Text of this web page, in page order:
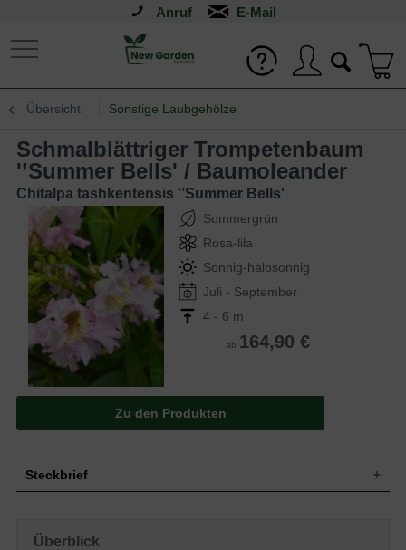
Anruf
Übersicht Sonstige Laubgehölze
Schmalblättriger Trompetenbaum
'’Summer Bells' / Baumoleander
Chitalpa tashkentensis '’Summer Bells'
Sommergrün
Rosa-lila
Sonnig-halbsonnig
Juli - September
4 - 6 m
ab 164,90 €
Zu den Produkten
Steckbrief
Überblick